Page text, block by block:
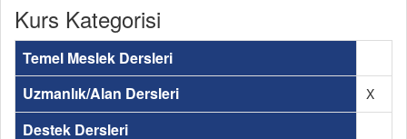
Kurs Kategorisi
Temel Meslek Dersleri
Uzmanlık/Alan Dersleri
X
Destek Dersleri